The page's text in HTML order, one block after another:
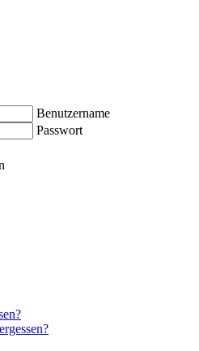
Benutzername
Passwort